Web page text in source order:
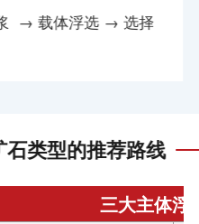
→ 载体浮选 → 选择
类型的推荐路线
三大主体浮